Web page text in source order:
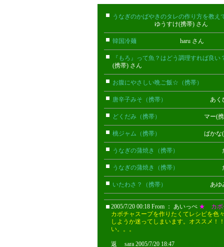
うなぎのかばやきのタレの作り方を教え
ゆうすけ(携帯) さん
韓国冷麺 haru さん
『もろ』って魚？はどう調理すれば良い
(携帯) さん
お腹にやさしい晩ご飯☆（携帯）
唐辛子みそ（携帯） あくび(携
どくだみ（携帯） マー(携帯)
桃ジャム（携帯） ばかな(携
うなぎの蒲焼き（携帯） だい(携
うなぎの蒲焼き（携帯） だい(携
いたわさ？（携帯） あゆみ(携
2005/7/20 00:18 From ： あいっぺ ★ カボ
カボチャスープを作りたくてレシピを色
しようか迷ってしまいます。オススメ！
い。。。
返 sara 2005/7/20 18:47